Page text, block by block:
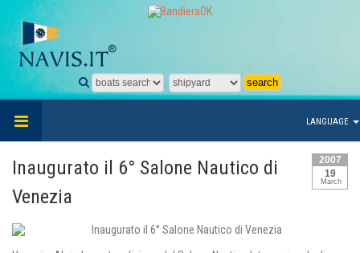
LANGUAGE
2007
19
March
Inaugurato il 6° Salone Nautico di
Venezia